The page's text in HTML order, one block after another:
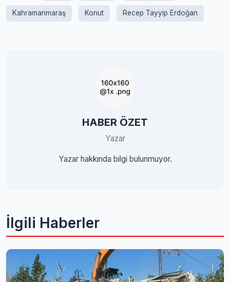
Kahramanmaraş Konut Recep Tayyip Erdoğan
HABER ÖZET
Yazar
Yazar hakkında bilgi bulunmuyor.
İlgili Haberler